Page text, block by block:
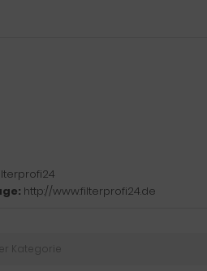
http://www.filterprofi24.de
Kategorie